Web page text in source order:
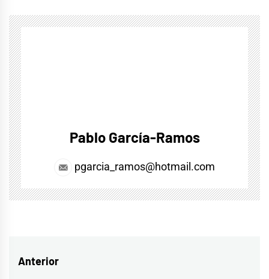
Pablo García-Ramos
pgarcia_ramos@hotmail.com
Navegación
Anterior